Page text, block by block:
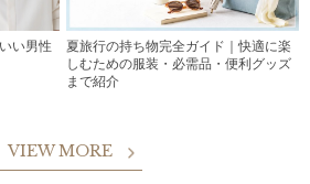
い男性
夏旅行の持ち物完全ガイド｜快適に楽
しむための服装・必需品・便利グッズ
まで紹介
VIEW MORE